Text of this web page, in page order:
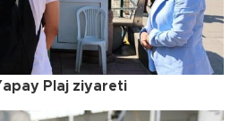
Plaj ziyareti